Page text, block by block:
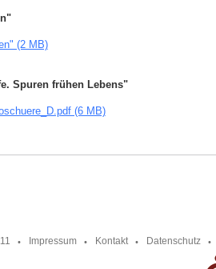
(2 MB)
Spuren frühen Lebens"
(6 MB)
Impressum Kontakt Datenschutz